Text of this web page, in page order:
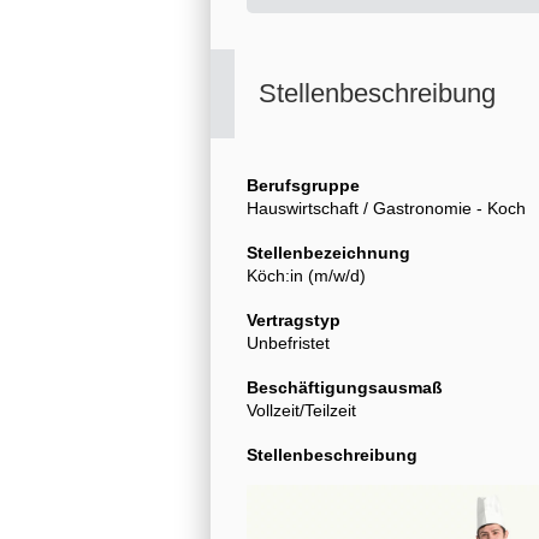
Stellenbeschreibung
Berufsgruppe
Hauswirtschaft / Gastronomie - Koch
Stellenbezeichnung
Köch:in (m/w/d)
Vertragstyp
Unbefristet
Beschäftigungsausmaß
Vollzeit/Teilzeit
Stellenbeschreibung